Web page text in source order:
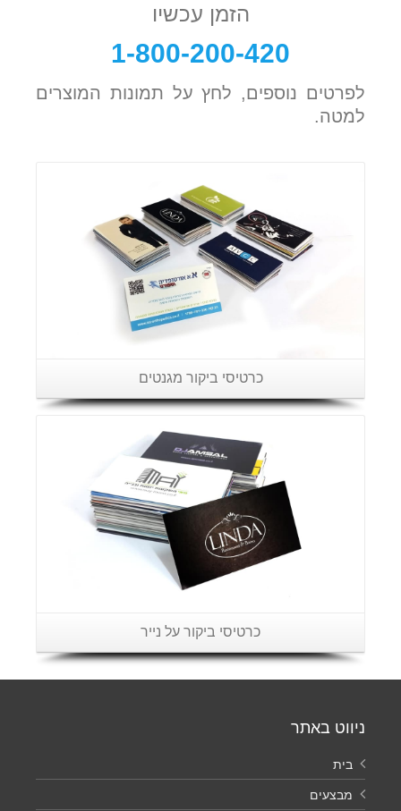
הזמן עכשיו
1-800-200-420
לפרטים נוספים, לחץ על תמונות המוצרים
למטה.
כרטיסי ביקור מגנטים
כרטיסי ביקור על נייר
ניווט באתר
בית
מבצעים